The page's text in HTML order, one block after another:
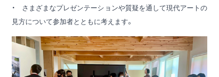
・ さまざまなプレゼンテーションや質疑を通して現代アートの
見方について参加者とともに考えます。